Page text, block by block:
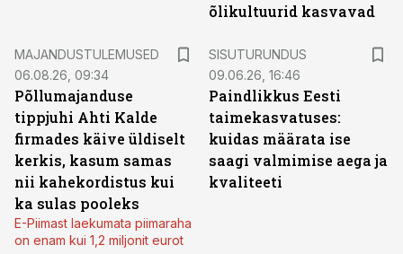
õlikultuurid kasvavad
MAJANDUSTULEMUSED
06.08.26, 09:34
Põllumajanduse
tippjuhi Ahti Kalde
firmades käive üldiselt
kerkis, kasum samas
nii kahekordistus kui
ka sulas pooleks
E-Piimast laekumata piimaraha
on enam kui 1,2 miljonit eurot
SISUTURUNDUS
09.06.26, 16:46
Paindlikkus Eesti
taimekasvatuses:
kuidas määrata ise
saagi valmimise aega ja
kvaliteeti